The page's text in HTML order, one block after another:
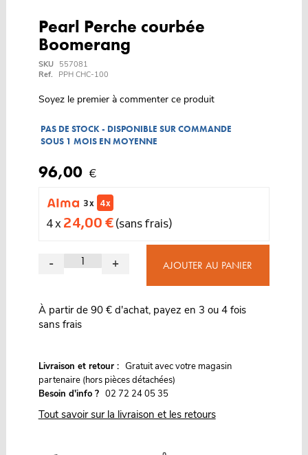
Pearl Perche courbée
Boomerang
SKU
557081
Ref.
PPH CHC-100
Soyez le premier à commenter ce produit
PAS DE STOCK - DISPONIBLE SUR COMMANDE
SOUS 1 MOIS EN MOYENNE
96,00 €
3 x 4 x
4 x 24,00 €(sans frais)
- + AJOUTER AU PANIER
À partir de 90 € d'achat, payez en 3 ou 4 fois
sans frais
Livraison et retour : Gratuit avec votre magasin
partenaire (hors pièces détachées)
Besoin d'info ? 02 72 24 05 35
Tout savoir sur la livraison et les retours